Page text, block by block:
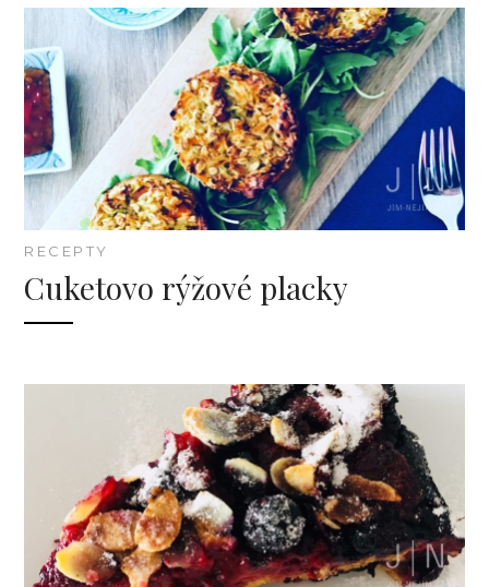
RECEPTY
Cuketovo rýžové placky